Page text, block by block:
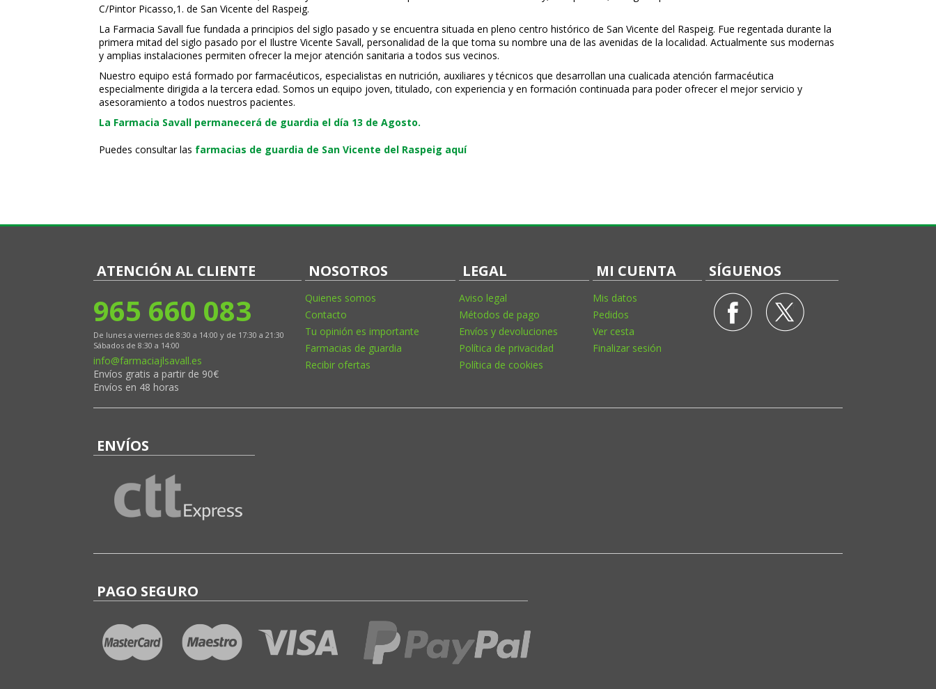
C/Pintor Picasso,1. de San Vicente del Raspeig.
La Farmacia Savall fue fundada a principios del siglo pasado y se encuentra situada en pleno centro histórico de San Vicente del Raspeig. Fue regentada durante la
primera mitad del siglo pasado por el Ilustre Vicente Savall, personalidad de la que toma su nombre una de las avenidas de la localidad. Actualmente sus modernas
y amplias instalaciones permiten ofrecer la mejor atención sanitaria a todos sus vecinos.
Nuestro equipo está formado por farmacéuticos, especialistas en nutrición, auxiliares y técnicos que desarrollan una cualificada atención farmacéutica
especialmente dirigida a la tercera edad. Somos un equipo joven, titulado, con experiencia y en formación continuada para poder ofrecer el mejor servicio y
asesoramiento a todos nuestros pacientes.
La Farmacia Savall permanecerá de guardia el día 13 de Agosto.
Puedes consultar las farmacias de guardia de San Vicente del Raspeig aquí
ATENCIÓN AL CLIENTE
965 660 083
De lunes a viernes de 8:30 a 14:00 y de 17:30 a 21:30
Sábados de 8:30 a 14:00
info@farmaciajlsavall.es
Envíos gratis a partir de 90€
Envíos en 48 horas
NOSOTROS
Quienes somos
Contacto
Tu opinión es importante
Farmacias de guardia
Recibir ofertas
LEGAL
Aviso legal
Métodos de pago
Envíos y devoluciones
Política de privacidad
Política de cookies
MI CUENTA
Mis datos
Pedidos
Ver cesta
Finalizar sesión
SÍGUENOS
ENVÍOS
PAGO SEGURO